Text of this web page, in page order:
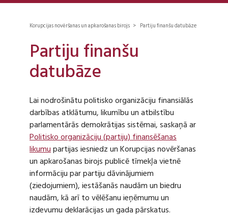
Korupcijas novēršanas un apkarošanas birojs > Partiju finanšu datubāze
Partiju finanšu
datubāze
Lai nodrošinātu politisko organizāciju finansiālās
darbības atklātumu, likumību un atbilstību
parlamentārās demokrātijas sistēmai, saskaņā ar
Politisko organizāciju (partiju) finansēšanas
likumupartijas iesniedz un Korupcijas novēršanas
un apkarošanas birojs publicē tīmekļa vietnē
informāciju par partiju dāvinājumiem
(ziedojumiem), iestāšanās naudām un biedru
naudām, kā arī to vēlēšanu ieņēmumu un
izdevumu deklarācijas un gada pārskatus.